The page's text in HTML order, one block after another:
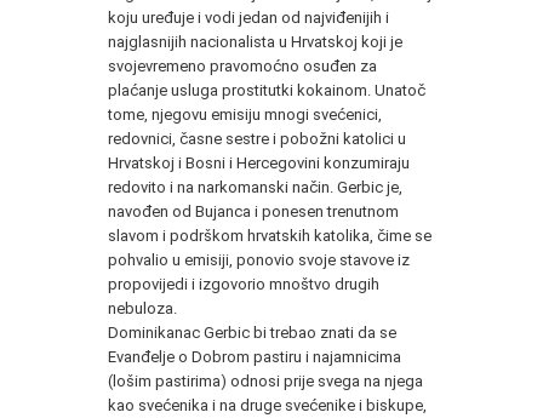
koju uređuje i vodi jedan od najviđenijih i
najglasnijih nacionalista u Hrvatskoj koji je
svojevremeno pravomoćno osuđen za
plaćanje usluga prostitutki kokainom. Unatoč
tome, njegovu emisiju mnogi svećenici,
redovnici, časne sestre i pobožni katolici u
Hrvatskoj i Bosni i Hercegovini konzumiraju
redovito i na narkomanski način. Gerbic je,
navođen od Bujanca i ponesen trenutnom
slavom i podrškom hrvatskih katolika, čime se
pohvalio u emisiji, ponovio svoje stavove iz
propovijedi i izgovorio mnoštvo drugih
nebuloza.
Dominikanac Gerbic bi trebao znati da se
Evanđelje o Dobrom pastiru i najamnicima
(lošim pastirima) odnosi prije svega na njega
kao svećenika i na druge svećenike i biskupe,